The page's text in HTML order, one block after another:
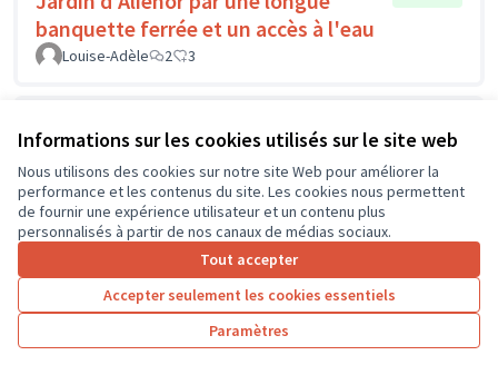
Informations sur les cookies utilisés sur le site web
Nous utilisons des cookies sur notre site Web pour améliorer la
performance et les contenus du site. Les cookies nous permettent
de fournir une expérience utilisateur et un contenu plus
personnalisés à partir de nos canaux de médias sociaux.
Tout accepter
Accepter seulement les cookies essentiels
Paramètres
banquette ferrée et un accès à l'eau
Louise-Adèle 2 3